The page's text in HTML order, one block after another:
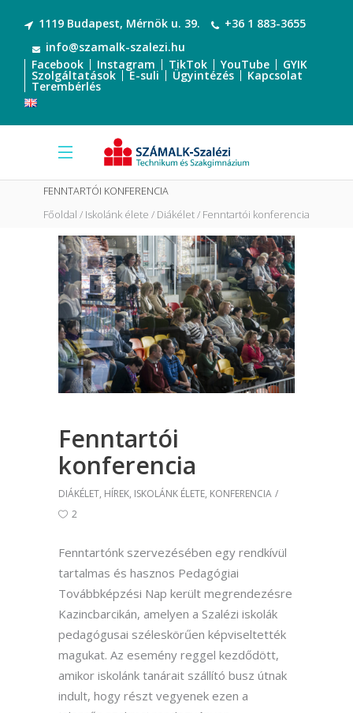
1119 Budapest, Mérnök u. 39.
+36 1 883-3655
info@szamalk-szalezi.hu
Facebook
Instagram TikTok YouTube GYIK
Szolgáltatások E-suli Ügyintézés Kapcsolat
Terembérlés
FENNTARTÓI KONFERENCIA
Főoldal Iskolánk élete Diákélet Fenntartói konferencia
Fenntartói
konferencia
DIÁKÉLET, HÍREK, ISKOLÁNK ÉLETE, KONFERENCIA
2
Fenntartónk szervezésében egy rendkívül
tartalmas és hasznos Pedagógiai
Továbbképzési Nap került megrendezésre
Kazincbarcikán, amelyen a Szalézi iskolák
pedagógusai széleskörűen képviseltették
magukat. Az esemény reggel kezdődött,
amikor iskolánk tanárait szállító busz útnak
indult, hogy részt vegyenek ezen a